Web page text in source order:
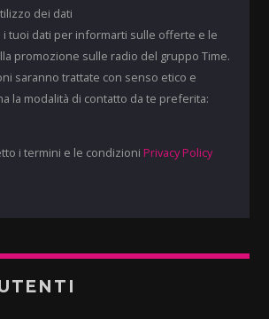
dei dati
i tuoi dati per informarti sulle offerte e le
promozione sulle radio del gruppo Time.
saranno trattate con senso etico e
la modalità di contatto da te preferita:
i termini e le condizioni Privacy Policy